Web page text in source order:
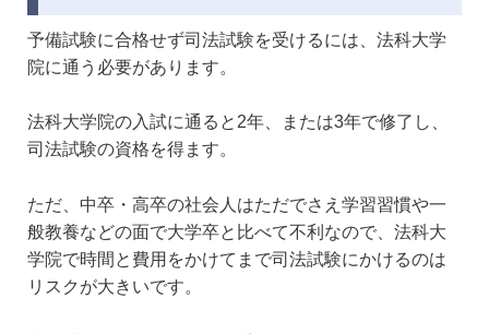
予備試験に合格せず司法試験を受けるには、法科大学
院に通う必要があります。
法科大学院の入試に通ると2年、または3年で修了し、
司法試験の資格を得ます。
ただ、中卒・高卒の社会人はただでさえ学習習慣や一
般教養などの面で大学卒と比べて不利なので、法科大
学院で時間と費用をかけてまで司法試験にかけるのは
リスクが大きいです。